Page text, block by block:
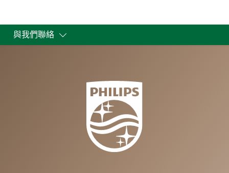
與我們聯絡